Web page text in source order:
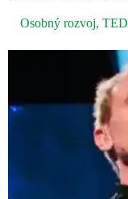
Osobný rozvoj, TED